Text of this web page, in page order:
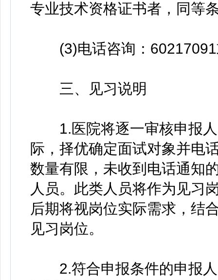
专业技术资格证书者，同等
(3)电话咨询：60217091
三、见习说明
1.医院将逐一审核申报人
际，择优确定面试对象并电
数量有限，未收到电话通知
人员。此类人员将作为见习
后期将视岗位实际需求，结
见习岗位。
2.符合申报条件的申报人